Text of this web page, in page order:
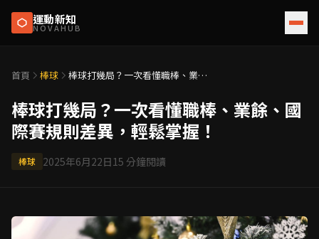
運動新知
NOVAHUB
首頁 棒球
棒球打幾局？一次看懂職棒、業
棒球打幾局？一次看懂職棒、業餘、國
際賽規則差異，輕鬆掌握！
棒球 2025年6月22日15 分鐘閱讀